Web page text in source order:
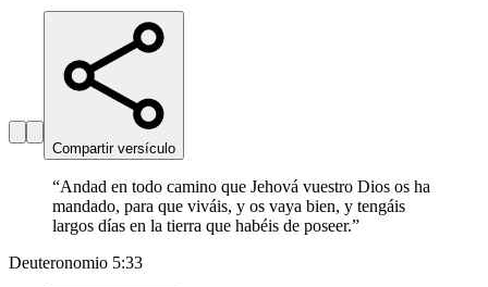
Compartir versículo
“Andad en todo camino que Jehová vuestro Dios os ha
mandado, para que viváis, y os vaya bien, y tengáis
largos días en la tierra que habéis de poseer.”
Deuteronomio 5:33